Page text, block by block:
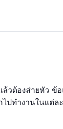
ล้วต้องส่ายหัว ข้
ปทำงานในแต่